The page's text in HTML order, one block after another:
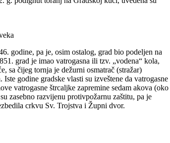
godine, pa je, osim ostalog, grad bio podeljen na
grad je imao vatrogasna ili tzv. „vodena“ kola,
sa čijeg tornja je dežurni osmatrač (stražar)
godine gradske vlasti su izveštene da vatrogasne
vatrogasne štrcaljke zapremine sedam akova (oko
zasebno razvijenu protivpožarnu zaštitu, pa je
crkvu Sv. Trojstva i Župni dvor.